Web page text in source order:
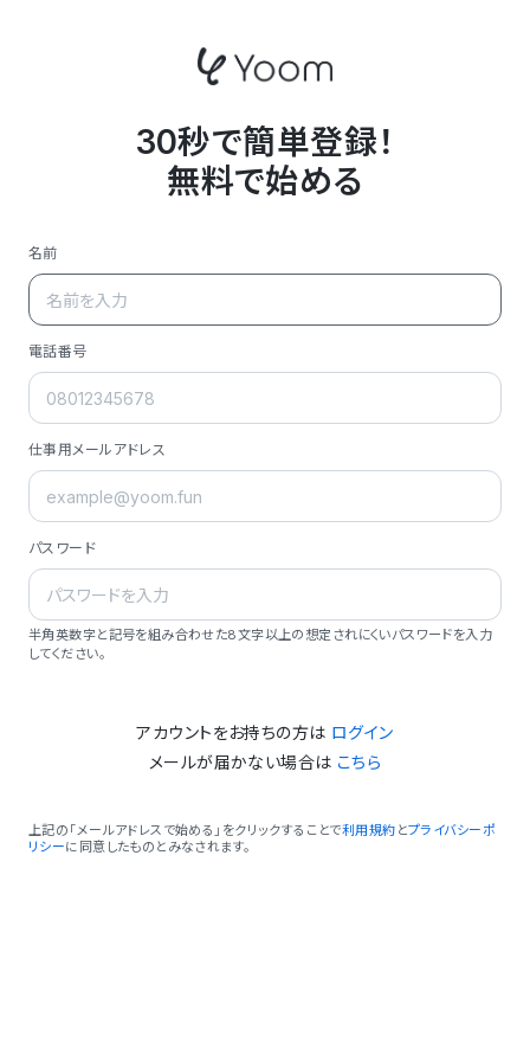
30秒で簡単登録！
無料で始める
名前
電話番号
仕事用メールアドレス
パスワード
半角英数字と記号を組み合わせた8文字以上の想定されにくいパスワードを入力
してください。
アカウントをお持ちの方は ログイン
メールが届かない場合は こちら
上記の「メールアドレスで始める」をクリックすることで利用規約 とプライバシーポ
リシーに同意したものとみなされます。